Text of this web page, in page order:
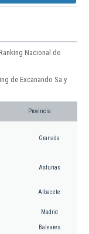
Nacional de
de Excanando Sa y
Provincia
Granada
Asturias
Albacete
Madrid
Baleares